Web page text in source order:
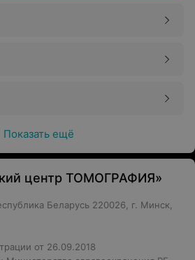
Показать ещё
центр ТОМОГРАФИЯ»
Беларусь 220026, г. Минск,
от 26.09.2018